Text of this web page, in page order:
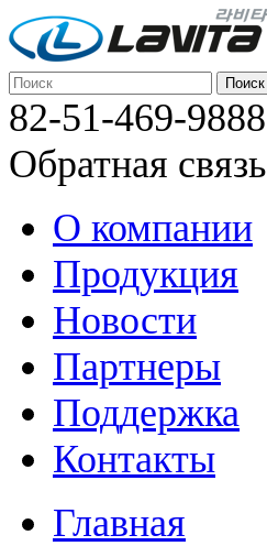
82-51-469-9888
Обратная связь
О компании
Продукция
Новости
Партнеры
Поддержка
Контакты
Главная